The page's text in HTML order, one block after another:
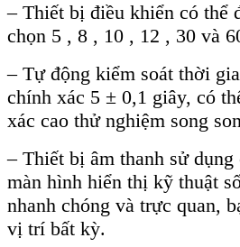
– Thiết bị điều khiển có thể
chọn 5 , 8 , 10 , 12 , 30 và
– Tự động kiểm soát thời
chính xác 5 ± 0,1 giây, có
xác cao thử nghiệm song
– Thiết bị âm thanh sử dụng
màn hình hiển thị kỹ thuật
nhanh chóng và trực quan,
vị trí bất kỳ.